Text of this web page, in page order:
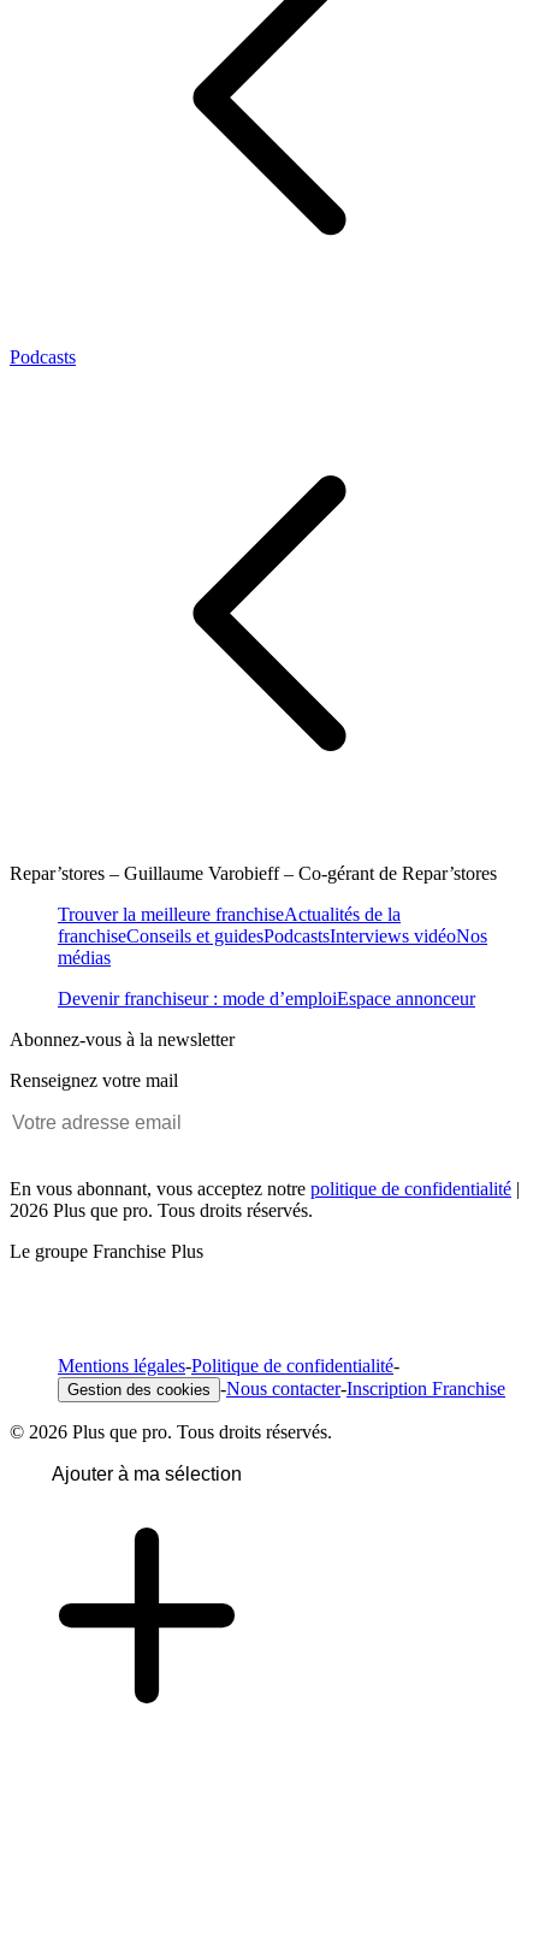
Podcasts
Repar’stores – Guillaume Varobieff – Co-gérant de Repar’stores
Trouver la meilleure franchiseActualités de la
franchiseConseils et guidesPodcastsInterviews vidéoNos
médias
Devenir franchiseur : mode d’emploiEspace annonceur
Abonnez-vous à la newsletter
Renseignez votre mail
En vous abonnant, vous acceptez notre politique de confidentialité |
2026 Plus que pro. Tous droits réservés.
Le groupe Franchise Plus
Mentions légales-Politique de confidentialité-
Gestion des cookies -Nous contacter-Inscription Franchise
© 2026 Plus que pro. Tous droits réservés.
Ajouter à ma sélection